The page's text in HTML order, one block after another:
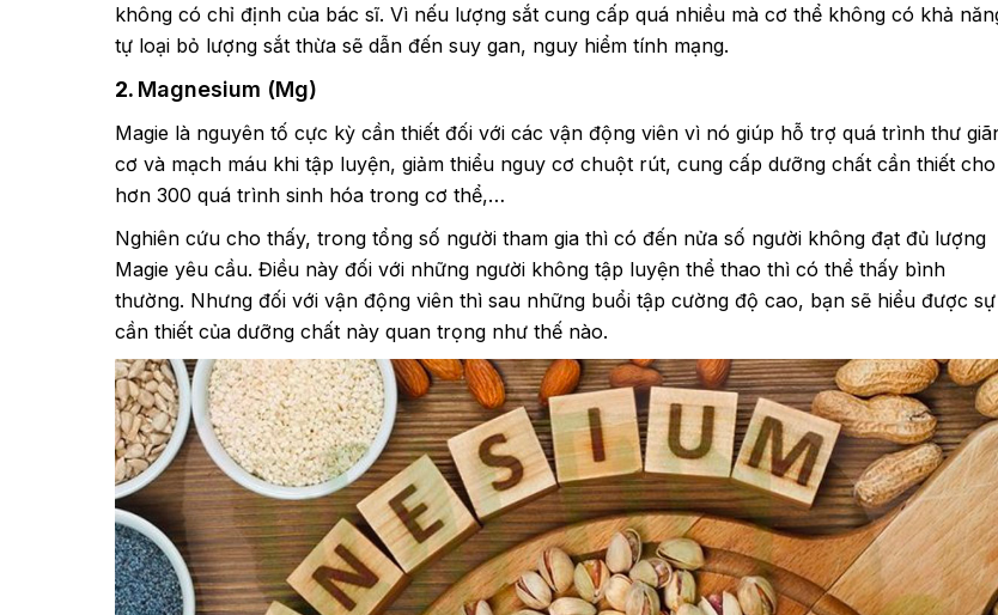
không có chỉ định của bác sĩ. Vì nếu lượng sắt cung cấp quá nhiều mà cơ thể không có khả
tự loại bỏ lượng sắt thừa sẽ dẫn đến suy gan, nguy hiểm tính mạng.
2. Magnesium (Mg)
Magie là nguyên tố cực kỳ cần thiết đối với các vận động viên vì nó giúp hỗ trợ quá trình thư
cơ và mạch máu khi tập luyện, giảm thiểu nguy cơ chuột rút, cung cấp dưỡng chất cần thiết cho
hơn 300 quá trình sinh hóa trong cơ thể,…
Nghiên cứu cho thấy, trong tổng số người tham gia thì có đến nửa số người không đạt đủ lượng
Magie yêu cầu. Điều này đối với những người không tập luyện thể thao thì có thể thấy bình
thường. Nhưng đối với vận động viên thì sau những buổi tập cường độ cao, bạn sẽ hiểu được sự
cần thiết của dưỡng chất này quan trọng như thế nào.